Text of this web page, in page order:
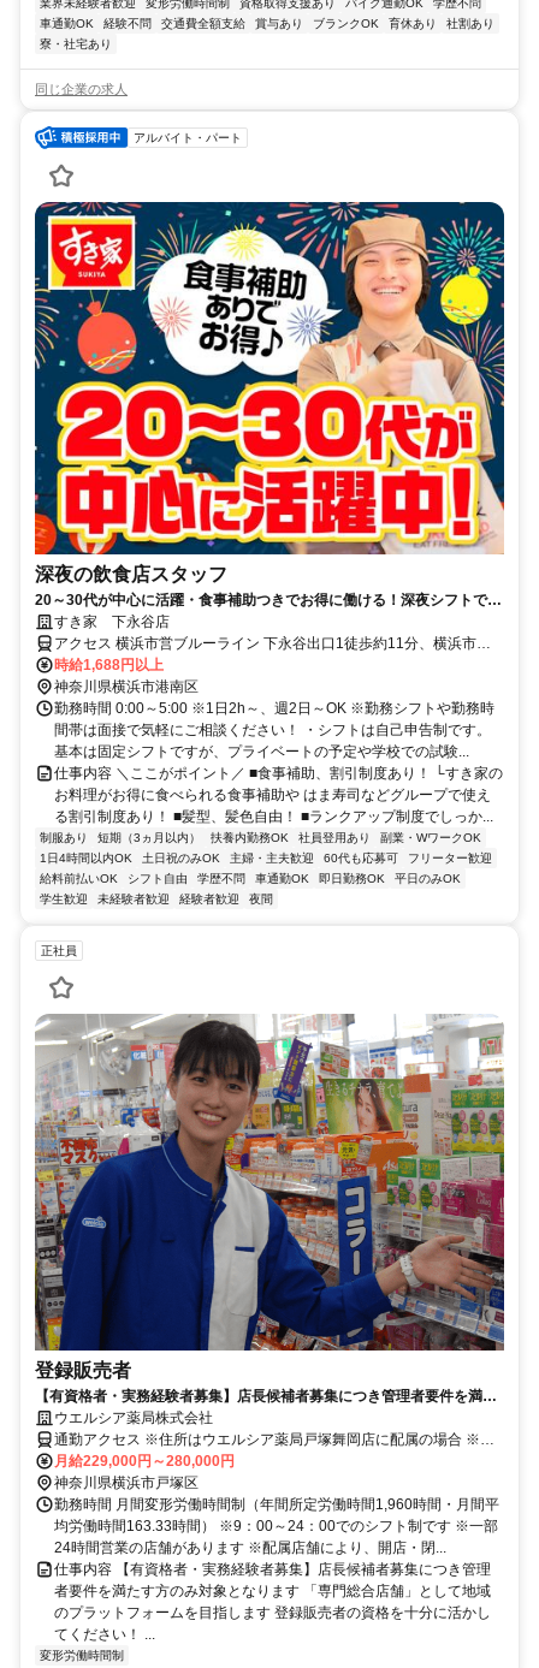
業界未経験者歓迎 変形労働時間制 資格取得支援あり バイク通勤OK
学歴不問
車通勤OK
経験不問 交通費全額支給 賞与あり ブランクOK 育休あり
社割あり
寮・社宅あり
同じ企業の求人
アルバイト・パート
深夜の飲食店スタッフ
20～30代が中心に活躍・食事補助つきでお得に働ける！深夜シフトで稼
ぎませんか◎
すき家 下永谷店
アクセス 横浜市営ブルーライン 下永谷出口1徒歩約11分、横浜市営
ブルーライン 上永谷3番口徒歩約20分、横浜市営ブルーライン 舞岡2
番口徒歩約23分 下永谷駅徒歩11分、環状2号線沿い
時給1,688円以上
神奈川県横浜市港南区
勤務時間 0:00～5:00 ※1日2h～、週2日～OK ※勤務シフトや勤務時
間帯は面接で気軽にご相談ください！ ・シフトは自己申告制です。
基本は固定シフトですが、プライベートの予定や学校での試験...
仕事内容 ＼ここがポイント／ ■食事補助、割引制度あり！ └すき家の
お料理がお得に食べられる食事補助や はま寿司などグループで使え
る割引制度あり！ ■髪型、髪色自由！ ■ランクアップ制度でしっか...
制服あり 短期（3ヵ月以内） 扶養内勤務OK 社員登用あり
副業・WワークOK
1日4時間以内OK
土日祝のみOK 主婦・主夫歓迎 60代も応募可
フリーター歓迎
給料前払いOK
シフト自由 学歴不問 車通勤OK 即日勤務OK
平日のみOK
学生歓迎
未経験者歓迎 経験者歓迎 夜間
正社員
登録販売者
【有資格者・実務経験者募集】店長候補者募集につき管理者要件を満た
す方のみ対象となります
ウエルシア薬局株式会社
通勤アクセス ※住所はウエルシア薬局戸塚舞岡店に配属の場合 ※募
集店舗の配属を保証したものではございませんので予めご了承くださ
い ※配属店舗は上記店舗以外の可能性がございます ※原則、自宅か
ら50km圏内、通勤片道90分圏内の いずれかの店舗への配属・転勤と
なります(エリア職) ※勤務店舗の指定は出来かねます ■ご希望に応じ
て下記勤務区分から選択 も可能です ※社宅制度・赴任手当制度あり
＜リージョナル職＞ 異動の範囲は本拠地とその隣接県または直線距
離で概ね100km以内 ＜ナショナル職＞ 全国の店舗への異動あり ※社
宅制度・赴任手当制度あり
月給229,000円～280,000円
神奈川県横浜市戸塚区
勤務時間 月間変形労働時間制（年間所定労働時間1,960時間・月間平
均労働時間163.33時間） ※9：00～24：00でのシフト制です ※一部
24時間営業の店舗があります ※配属店舗により、開店・閉...
仕事内容 【有資格者・実務経験者募集】店長候補者募集につき管理
者要件を満たす方のみ対象となります 「専門総合店舗」として地域
のプラットフォームを目指します 登録販売者の資格を十分に活かし
てください！ ...
変形労働時間制